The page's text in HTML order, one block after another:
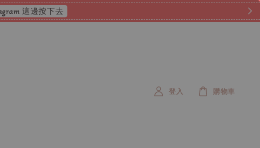
這邊按下去
登入 購物車